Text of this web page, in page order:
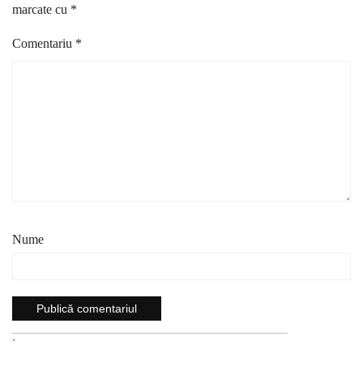
marcate cu *
Comentariu *
Nume
`